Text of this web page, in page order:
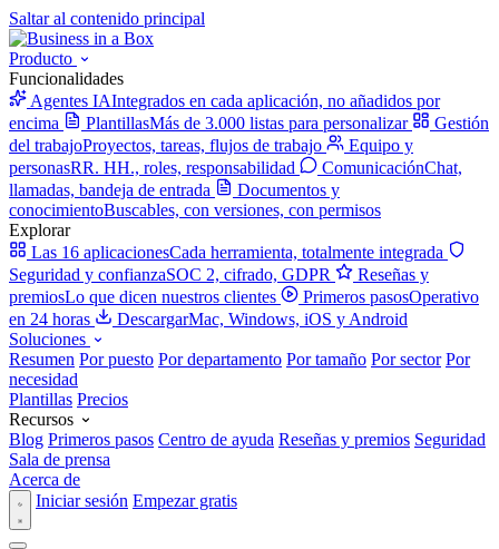
Saltar al contenido principal
Producto
Funcionalidades
Agentes IAIntegrados en cada aplicación, no añadidos por
encima
PlantillasMás de 3.000 listas para personalizar
Gestión
del trabajoProyectos, tareas, flujos de trabajo
Equipo y
personasRR. HH., roles, responsabilidad ComunicaciónChat,
llamadas, bandeja de entrada
Documentos y
conocimientoBuscables, con versiones, con permisos
Explorar
Las 16 aplicacionesCada herramienta, totalmente integrada
Seguridad y confianzaSOC 2, cifrado, GDPR
Reseñas y
premiosLo que dicen nuestros clientes Primeros pasosOperativo
en 24 horas
DescargarMac, Windows, iOS y Android
Soluciones
Resumen Por puesto Por departamento Por tamaño Por sector Por
necesidad
Plantillas Precios
Recursos
Blog Primeros pasos Centro de ayuda Reseñas y premios Seguridad
Sala de prensa
Acerca de
Iniciar sesión Empezar gratis